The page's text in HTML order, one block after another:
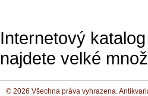
Internetový
najdete velké
© 2026 Všechna práva vyhrazena.